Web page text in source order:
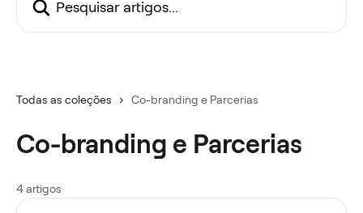
Todas as coleções Co-branding e Parcerias
Co-branding e Parcerias
4 artigos